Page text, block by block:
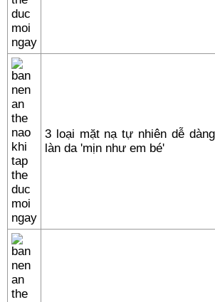
3 loại mặt nạ tự nhiên dễ
làn da 'mịn như em bé'